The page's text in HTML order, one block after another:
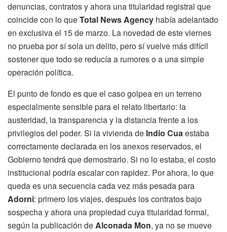
denuncias, contratos y ahora una titularidad registral que
coincide con lo queTotal News Agency había adelantado
en exclusiva el 15 de marzo. La novedad de este viernes
no prueba por sí sola un delito, pero sí vuelve más difícil
sostener que todo se reducía a rumores o a una simple
operación política.
El punto de fondo es que el caso golpea en un terreno
especialmente sensible para el relato libertario: la
austeridad, la transparencia y la distancia frente a los
privilegios del poder. Si la vivienda de Indio Cuaestaba
correctamente declarada en los anexos reservados, el
Gobierno tendrá que demostrarlo. Si no lo estaba, el costo
institucional podría escalar con rapidez. Por ahora, lo que
queda es una secuencia cada vez más pesada para
Adorni: primero los viajes, después los contratos bajo
sospecha y ahora una propiedad cuya titularidad formal,
según la publicación deAlconada Mon, ya no se mueve